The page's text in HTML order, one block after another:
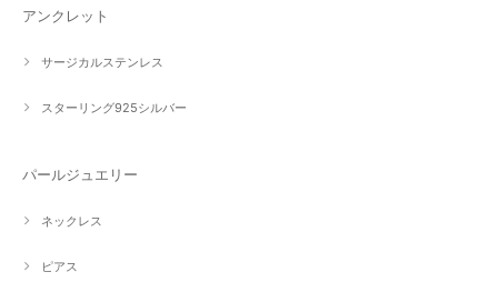
アンクレット
サージカルステンレス
スターリング925シルバー
パールジュエリー
ネックレス
ピアス